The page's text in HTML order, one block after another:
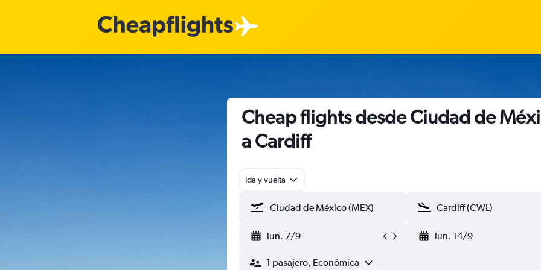
Cheap flights desde Ciudad de
a Cardiff
Ida y vuelta
lun. 7/9 lun. 14/9
1 pasajero, Económica